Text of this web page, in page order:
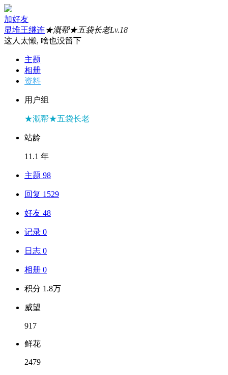
加好友
显堆王继连★溉帮★五袋长老Lv.18
这人太懒, 啥也没留下
主题
相册
资料
用户组
★溉帮★五袋长老
站龄
11.1 年
主题 98
回复 1529
好友 48
记录 0
日志 0
相册 0
积分 1.8万
威望
917
鲜花
2479